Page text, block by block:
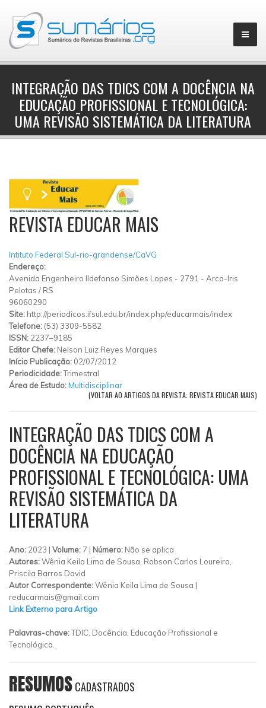
INTEGRAÇÃO DAS TDICS COM A DOCÊNCIA NA
EDUCAÇÃO PROFISSIONAL E TECNOLÓGICA:
UMA REVISÃO SISTEMÁTICA DA LITERATURA
REVISTA EDUCAR MAIS
Intituto Federal Sul-rio-grandense/CaVG
Endereço:
Avenida Engenheiro Ildefonso Simões Lopes - 2791 - Arco-Iris
Pelotas / RS
96060290
Site: http://periodicos.ifsul.edu.br/index.php/educarmais/index
Telefone: (53) 3309-5582
ISSN: 2237–9185
Editor Chefe: Nelson Luiz Reyes Marques
Início Publicação: 02/07/2012
Periodicidade:Trimestral
Área de Estudo:Multidisciplinar
(VOLTAR AO ARTIGOS DA REVISTA: REVISTA EDUCAR MAIS)
INTEGRAÇÃO DAS TDICS COM A
DOCÊNCIA NA EDUCAÇÃO
PROFISSIONAL E TECNOLÓGICA: UMA
REVISÃO SISTEMÁTICA DA
LITERATURA
Ano: 2023 | Volume: 7 | Número: Não se aplica
Autores:Wênia Keila Lima de Sousa, Robson Carlos Loureiro,
Priscila Barros David
Autor Correspondente:Wênia Keila Lima de Sousa |
reducarmais@gmail.com
Link Externo para Artigo
Palavras-chave:TDIC, Docência, Educação Profissional e
Tecnológica.
RESUMOSCADASTRADOS